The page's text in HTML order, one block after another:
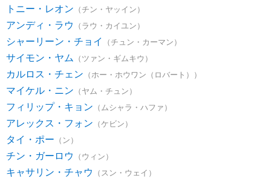
トニー・レオン （チン・ヤッイン）
アンディ・ラウ （ラウ・カイユン）
シャーリーン・チョイ （チュン・カーマン）
サイモン・ヤム （ツァン・ギムキウ）
カルロス・チェン （ホー・ホウワン（ロバート））
マイケル・ニン （ヤム・チュン）
フィリップ・キョン （ムシャラ・ハファ）
アレックス・フォン （ケビン）
タイ・ポー （ン）
チン・ガーロウ （ウィン）
キャサリン・チャウ （スン・ウェイ）